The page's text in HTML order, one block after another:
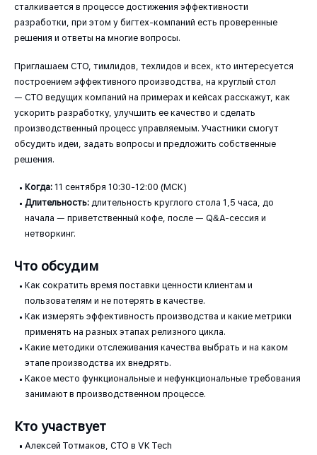
сталкивается в процессе достижения эффективности
разработки, при этом у бигтех-компаний есть проверенные
решения и ответы на многие вопросы.
Приглашаем СТО, тимлидов, техлидов и всех, кто интересуется
построением эффективного производства, на круглый стол
— СТО ведущих компаний на примерах и кейсах расскажут, как
ускорить разработку, улучшить ее качество и сделать
производственный процесс управляемым. Участники смогут
обсудить идеи, задать вопросы и предложить собственные
решения.
Когда:11 сентября 10:30-12:00 (МСК)
Длительность:длительность круглого стола 1,5 часа, до
начала — приветственный кофе, после — Q&A-сессия и
нетворкинг.
Что обсудим
Как сократить время поставки ценности клиентам и
пользователям и не потерять в качестве.
Как измерять эффективность производства и какие метрики
применять на разных этапах релизного цикла.
Какие методики отслеживания качества выбрать и на каком
этапе производства их внедрять.
Какое место функциональные и нефункциональные требования
занимают в производственном процессе.
Кто участвует
Алексей Тотмаков, CTO в VK Tech